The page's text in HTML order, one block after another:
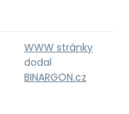
WWW stránky
dodal
BINARGON.cz